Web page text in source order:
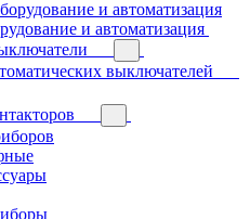
и автоматизация
выключателей